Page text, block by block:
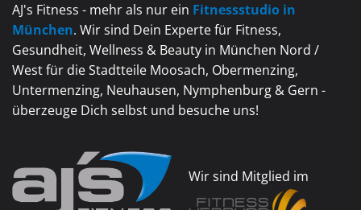
AJ's Fitness - mehr als nur ein Fitnessstudio in
München. Wir sind Dein Experte für Fitness,
Gesundheit, Wellness & Beauty in München Nord /
West für die Stadtteile Moosach, Obermenzing,
Untermenzing, Neuhausen, Nymphenburg & Gern -
überzeuge Dich selbst und besuche uns!
Wir sind Mitglied im